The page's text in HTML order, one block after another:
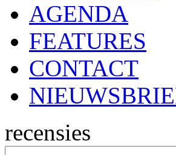
AGENDA
FEATURES
CONTACT
recensies